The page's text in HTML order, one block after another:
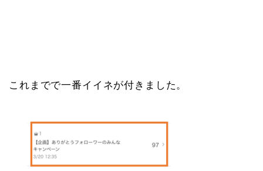
これまでで一番イイネが付きました。